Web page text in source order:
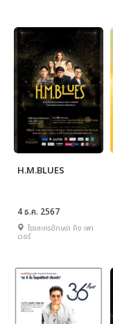
H.M.BLUES
4 ธ.ค. 2567
โรงละครอักษรา คิง เพา
เวอร์